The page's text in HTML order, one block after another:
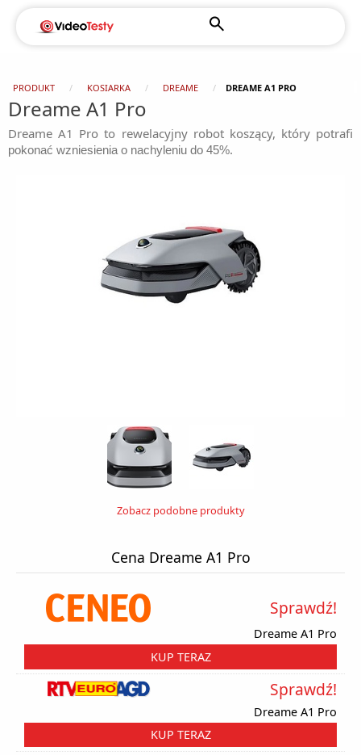
PRODUKT KOSIARKA DREAME DREAME A1 PRO
Dreame A1 Pro
Dreame A1 Pro to rewelacyjny robot koszący, który potrafi
pokonać wzniesienia o nachyleniu do 45%.
Zobacz podobne produkty
Cena Dreame A1 Pro
Dreame A1 Pro
Sprawdź!
KUP TERAZ
Dreame A1 Pro
Sprawdź!
KUP TERAZ